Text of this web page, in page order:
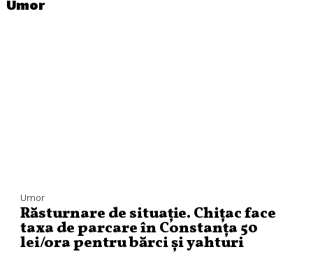
Umor
Umor
Răsturnare de situație. Chițac face
taxa de parcare în Constanța 50
lei/ora pentru bărci și yahturi